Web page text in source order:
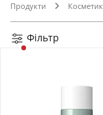
Продукти
Фільтр